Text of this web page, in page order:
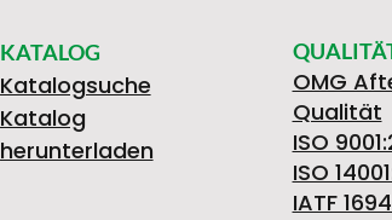
KATALOG
Katalogsuche
Katalog
herunterladen
OMG
Qualität
ISO
ISO
IATF